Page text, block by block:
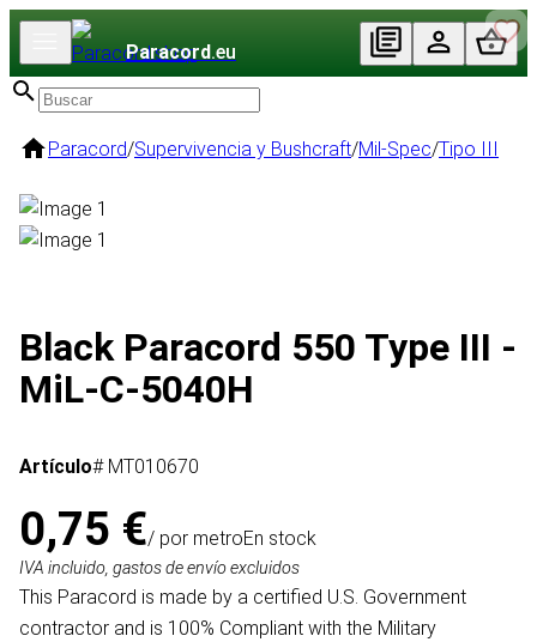
Paracord.eu
Paracord/Supervivencia y Bushcraft/Mil-Spec/Tipo III
Black Paracord 550 Type III -
MiL-C-5040H
Artículo# MT010670
0,75 €/ por metroEn stock
IVA incluido, gastos de envío excluidos
This Paracord is made by a certified U.S. Government
contractor and is 100% Compliant with the Military